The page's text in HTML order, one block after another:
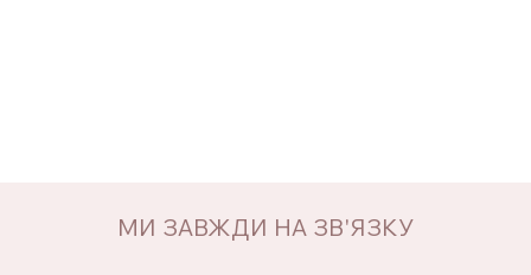
МИ ЗАВЖДИ НА ЗВ'ЯЗКУ